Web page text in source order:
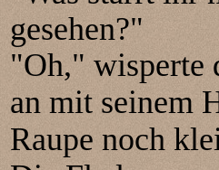
gesehen?"
"Oh," wisperte
an mit seinem
Raupe noch